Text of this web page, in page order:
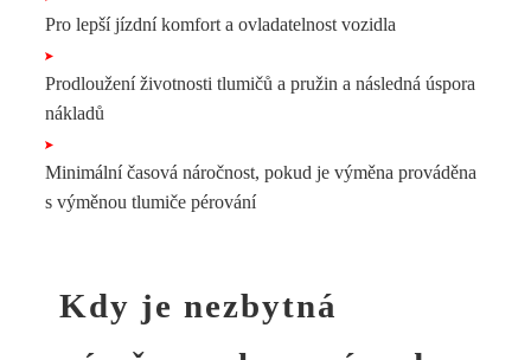
Pro lepší jízdní komfort a ovladatelnost vozidla
Prodloužení životnosti tlumičů a pružin a následná úspora
nákladů
Minimální časová náročnost, pokud je výměna prováděna
s výměnou tlumiče pérování
Kdy je nezbytná